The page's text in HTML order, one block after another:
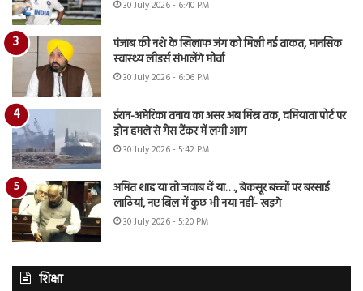
30 July 2026 - 6:40 PM
पंजाब की नशे के खिलाफ जंग को मिली नई ताकत, मानसिक
स्वास्थ्य लीडर्स संभालेंगे मोर्चा
30 July 2026 - 6:06 PM
ईरान-अमेरिका तनाव का असर अब मिस्र तक, दमियाता पोर्ट पर
ड्रोन हमले से गैस टैंकर में लगी आग
30 July 2026 - 5:42 PM
अमित शाह या तो जवाब दें या…., बेकसूर बच्चों पर बरसाई
लाठियां, नए बिल में कुछ भी नया नहीं- खड़गे
30 July 2026 - 5:20 PM
शिक्षा